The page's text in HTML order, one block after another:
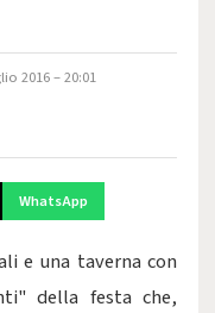
2016 – 20:01
WhatsApp
e una taverna con
della festa che,